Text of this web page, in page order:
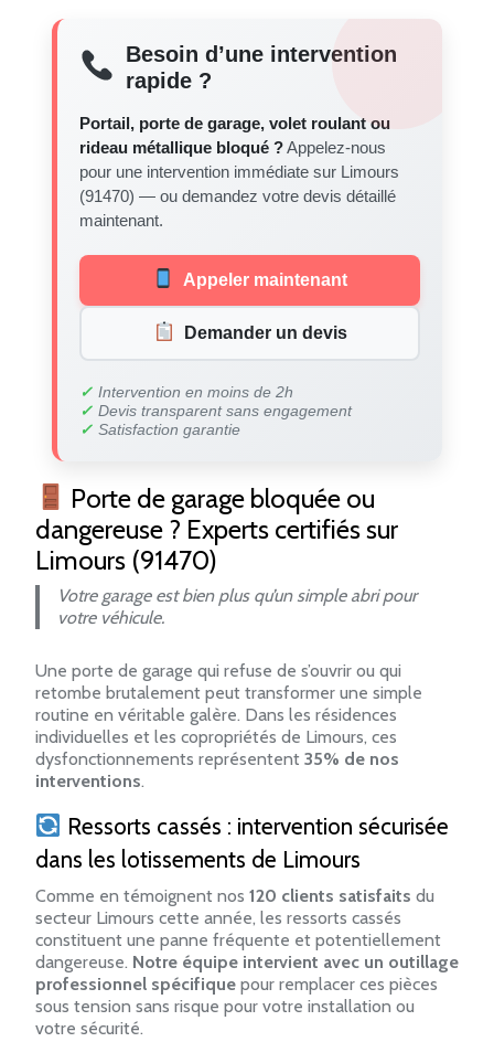
Besoin d’une intervention
rapide ?
Portail, porte de garage, volet roulant ou
rideau métallique bloqué ?Appelez-nous
pour une intervention immédiate sur Limours
(91470) — ou demandez votre devis détaillé
maintenant.
Appeler maintenant
Demander un devis
✓ Intervention en moins de 2h
✓ Devis transparent sans engagement
✓ Satisfaction garantie
Porte de garage bloquée ou
dangereuse ? Experts certifiés sur
Limours (91470)
Votre garage est bien plus qu’un simple abri pour
votre véhicule.
Une porte de garage qui refuse de s’ouvrir ou qui
retombe brutalement peut transformer une simple
routine en véritable galère. Dans les résidences
individuelles et les copropriétés de Limours, ces
dysfonctionnements représentent 35% de nos
interventions.
Ressorts cassés : intervention sécurisée
dans les lotissements de Limours
Comme en témoignent nos 120 clients satisfaits du
secteur Limours cette année, les ressorts cassés
constituent une panne fréquente et potentiellement
dangereuse. Notre équipe intervient avec un outillage
professionnel spécifique pour remplacer ces pièces
sous tension sans risque pour votre installation ou
votre sécurité.